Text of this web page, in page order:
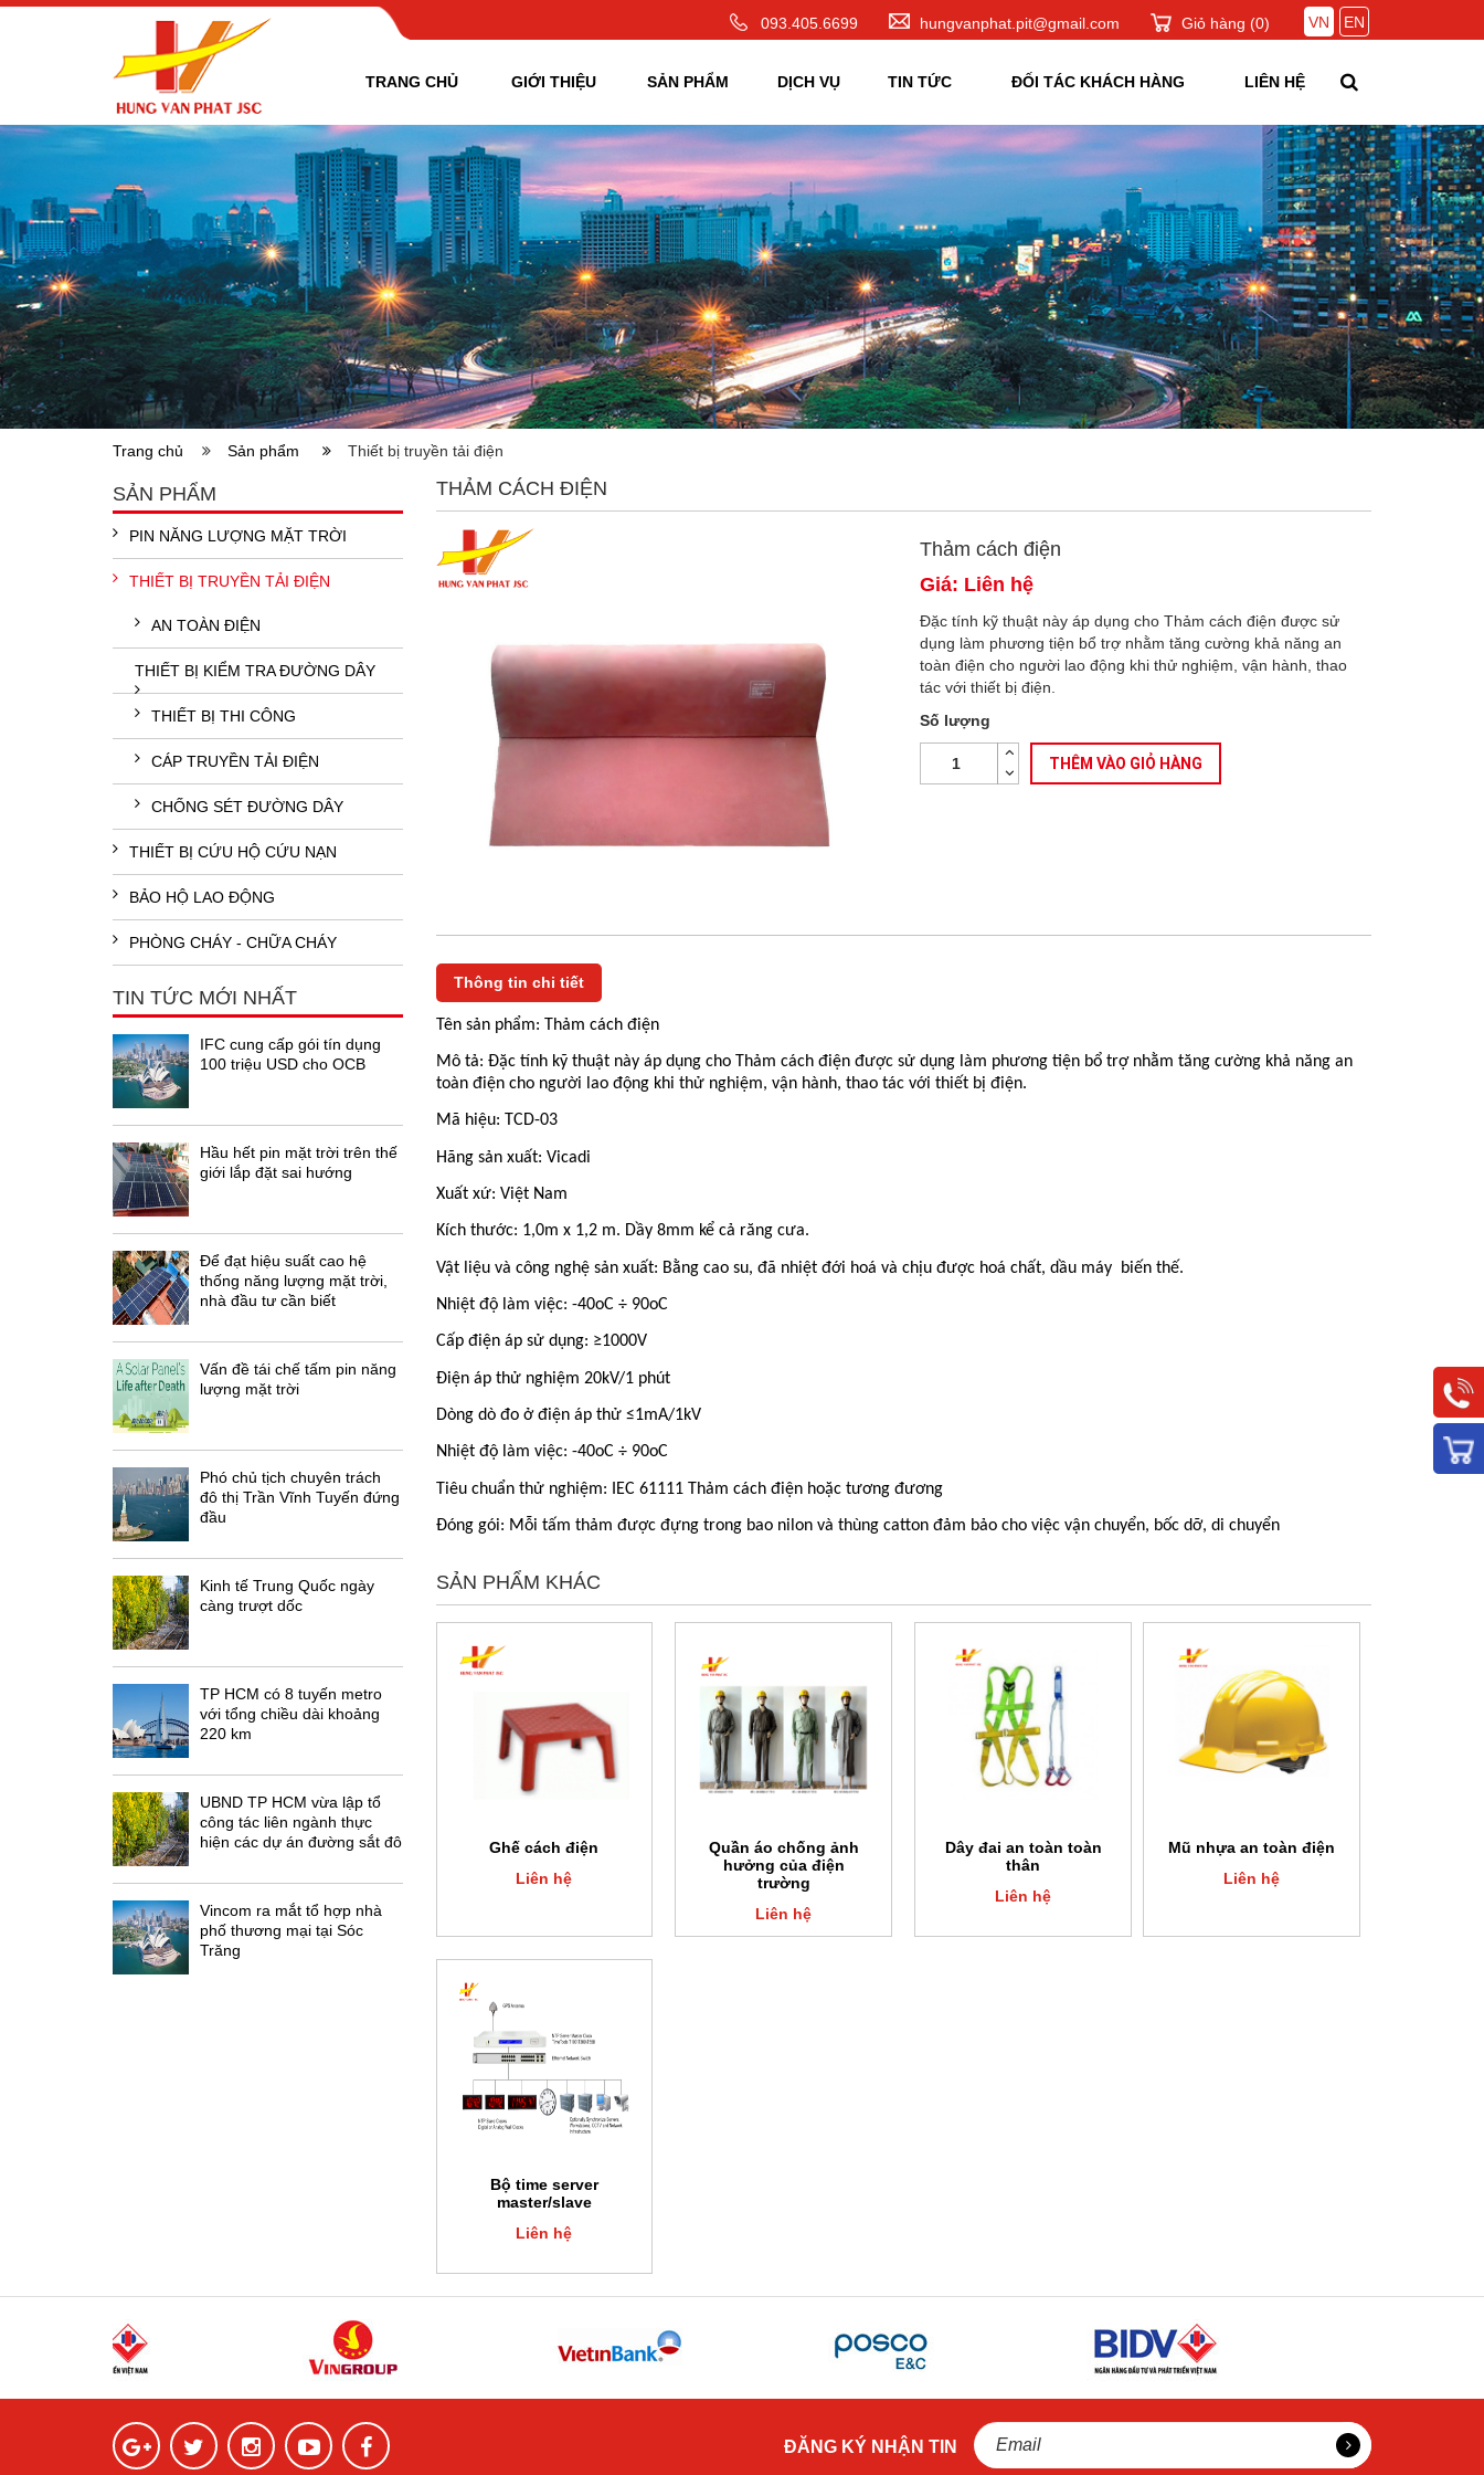
093.405.6699 hungvanphat.pit@gmail.com Giỏ hàng (0) VN EN
TRANG CHỦ GIỚI THIỆU SẢN PHẨM DỊCH VỤ TIN TỨC ĐỐI TÁC KHÁCH HÀNG LIÊN HỆ
Trang chủ Sản phẩm Thiết bị truyền tải điện
THẢM CÁCH ĐIỆN
Thảm cách điện
Giá: Liên hệ
Đặc tính kỹ thuật này áp dụng cho Thảm cách điện được sử
dụng làm phương tiện bổ trợ nhằm tăng cường khả năng an
toàn điện cho người lao động khi thử nghiệm, vận hành, thao
tác với thiết bị điện.
Số lượng
THÊM VÀO GIỎ HÀNG
Thông tin chi tiết
Tên sản phẩm: Thảm cách điện
Mô tả: Đặc tính kỹ thuật này áp dụng cho Thảm cách điện được sử dụng làm phương tiện bổ trợ nhằm tăng cường khả năng an
toàn điện cho người lao động khi thử nghiệm, vận hành, thao tác với thiết bị điện.
Mã hiệu: TCD-03
Hãng sản xuất: Vicadi
Xuất xứ: Việt Nam
Kích thước: 1,0m x 1,2 m. Dầy 8mm kể cả răng cưa.
Vật liệu và công nghệ sản xuất: Bằng cao su, đã nhiệt đới hoá và chịu được hoá chất, dầu máy biến thế.
Nhiệt độ làm việc: -40oC ÷ 90oC
Cấp điện áp sử dụng: ≥1000V
Điện áp thử nghiệm 20kV/1 phút
Dòng dò đo ở điện áp thử ≤1mA/1kV
Nhiệt độ làm việc: -40oC ÷ 90oC
Tiêu chuẩn thử nghiệm: IEC 61111 Thảm cách điện hoặc tương đương
Đóng gói: Mỗi tấm thảm được đựng trong bao nilon và thùng catton đảm bảo cho việc vận chuyển, bốc dỡ, di chuyển
SẢN PHẨM KHÁC
Ghế cách điện
Liên hệ
Quần áo chống ảnh
hưởng của điện
trường
Liên hệ
Dây đai an toàn toàn
thân
Liên hệ
Mũ nhựa an toàn điện
Liên hệ
Bộ time server
master/slave
Liên hệ
SẢN PHẨM
PIN NĂNG LƯỢNG MẶT TRỜI
THIẾT BỊ TRUYỀN TẢI ĐIỆN
AN TOÀN ĐIỆN
THIẾT BỊ KIỂM TRA ĐƯỜNG DÂY
THIẾT BỊ THI CÔNG
CÁP TRUYỀN TẢI ĐIỆN
CHỐNG SÉT ĐƯỜNG DÂY
THIẾT BỊ CỨU HỘ CỨU NẠN
BẢO HỘ LAO ĐỘNG
PHÒNG CHÁY - CHỮA CHÁY
TIN TỨC MỚI NHẤT
IFC cung cấp gói tín dụng
100 triệu USD cho OCB
Hầu hết pin mặt trời trên thế
giới lắp đặt sai hướng
Để đạt hiệu suất cao hệ
thống năng lượng mặt trời,
nhà đầu tư cần biết
Vấn đề tái chế tấm pin năng
lượng mặt trời
Phó chủ tịch chuyên trách
đô thị Trần Vĩnh Tuyến đứng
đầu
Kinh tế Trung Quốc ngày
càng trượt dốc
TP HCM có 8 tuyến metro
với tổng chiều dài khoảng
220 km
UBND TP HCM vừa lập tổ
công tác liên ngành thực
hiện các dự án đường sắt đô
Vincom ra mắt tổ hợp nhà
phố thương mại tại Sóc
Trăng
ĐĂNG KÝ NHẬN TIN